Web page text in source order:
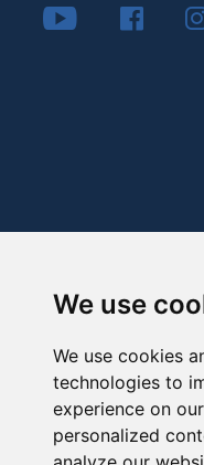
We use
We use cookies
technologies to
experience on
personalized